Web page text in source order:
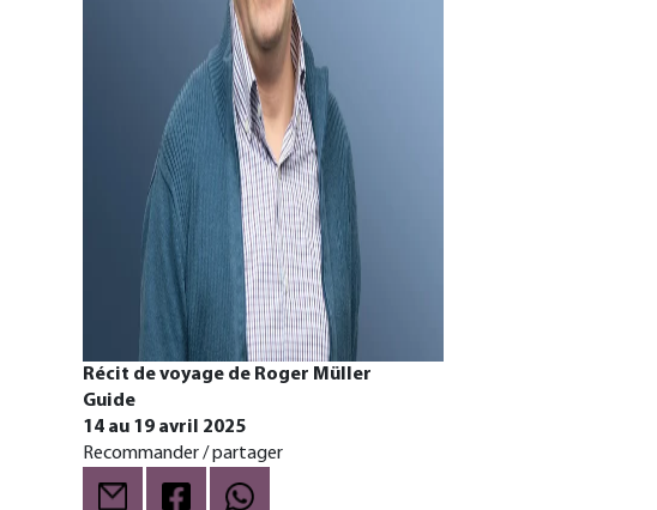
Récit de voyage de Roger Müller
Guide
14 au 19 avril 2025
Recommander / partager